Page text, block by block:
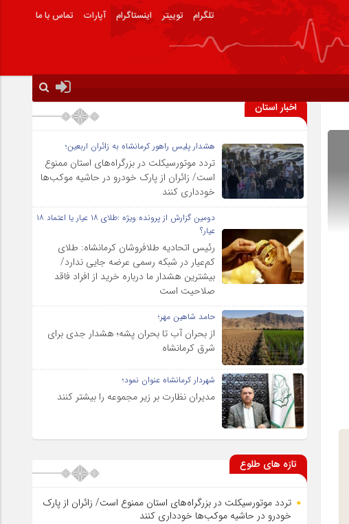
تلگرام توییتر اینستاگرام آپارات تماس با ما
اخبار استان
هشدار پلیس راهور کرمانشاه به زائران اربعین؛
تردد موتورسیکلت در بزرگراه‌های استان ممنوع
است/ زائران از پارک خودرو در حاشیه موکب‌ها
خودداری کنند
دومین گزارش از پرونده ویژه :طلای ۱۸ عیار یا اعتماد ۱۸
عیار؟
رئیس اتحادیه طلافروشان کرمانشاه: طلای
کم‌عیار در شبکه رسمی عرضه جایی ندارد/
بیشترین هشدار ما درباره خرید از افراد فاقد
صلاحیت است
حامد شاهین مهر؛
از بحران آب تا بحران پشه؛ هشدار جدی برای
شرق کرمانشاه
شهردار کرمانشاه عنوان نمود؛
مدیران نظارت بر زیر مجموعه را بیشتر کنند
تازه های طلوع
تردد موتورسیکلت در بزرگراه‌های استان ممنوع است/ زائران از پارک
خودرو در حاشیه موکب‌ها خودداری کنند